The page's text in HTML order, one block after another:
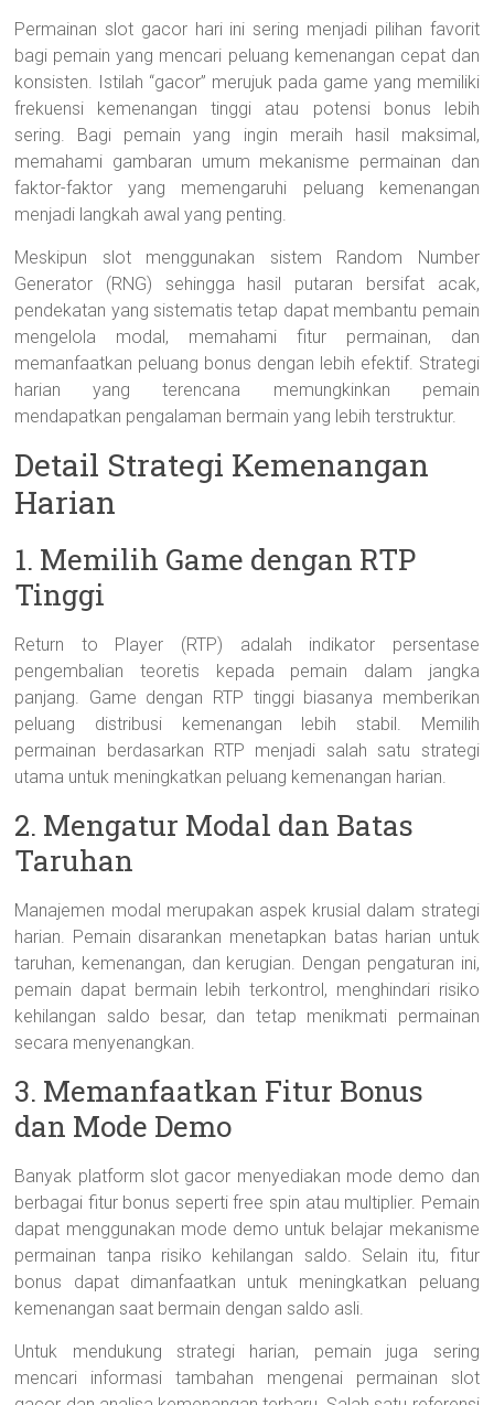
Permainan slot gacor hari ini sering menjadi pilihan favorit
bagi pemain yang mencari peluang kemenangan cepat dan
konsisten. Istilah “gacor” merujuk pada game yang memiliki
frekuensi kemenangan tinggi atau potensi bonus lebih
sering. Bagi pemain yang ingin meraih hasil maksimal,
memahami gambaran umum mekanisme permainan dan
faktor-faktor yang memengaruhi peluang kemenangan
menjadi langkah awal yang penting.
Meskipun slot menggunakan sistem Random Number
Generator (RNG) sehingga hasil putaran bersifat acak,
pendekatan yang sistematis tetap dapat membantu pemain
mengelola modal, memahami fitur permainan, dan
memanfaatkan peluang bonus dengan lebih efektif. Strategi
harian yang terencana memungkinkan pemain
mendapatkan pengalaman bermain yang lebih terstruktur.
Detail Strategi Kemenangan
Harian
1. Memilih Game dengan RTP
Tinggi
Return to Player (RTP) adalah indikator persentase
pengembalian teoretis kepada pemain dalam jangka
panjang. Game dengan RTP tinggi biasanya memberikan
peluang distribusi kemenangan lebih stabil. Memilih
permainan berdasarkan RTP menjadi salah satu strategi
utama untuk meningkatkan peluang kemenangan harian.
2. Mengatur Modal dan Batas
Taruhan
Manajemen modal merupakan aspek krusial dalam strategi
harian. Pemain disarankan menetapkan batas harian untuk
taruhan, kemenangan, dan kerugian. Dengan pengaturan ini,
pemain dapat bermain lebih terkontrol, menghindari risiko
kehilangan saldo besar, dan tetap menikmati permainan
secara menyenangkan.
3. Memanfaatkan Fitur Bonus
dan Mode Demo
Banyak platform slot gacor menyediakan mode demo dan
berbagai fitur bonus seperti free spin atau multiplier. Pemain
dapat menggunakan mode demo untuk belajar mekanisme
permainan tanpa risiko kehilangan saldo. Selain itu, fitur
bonus dapat dimanfaatkan untuk meningkatkan peluang
kemenangan saat bermain dengan saldo asli.
Untuk mendukung strategi harian, pemain juga sering
mencari informasi tambahan mengenai permainan slot